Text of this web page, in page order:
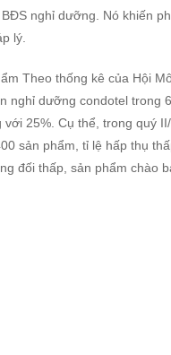
nghỉ dưỡng. Nó khiến
lý.
Theo thống kê của Hội
nghỉ dưỡng condotel trong
25%. Cụ thể, trong quý
sản phẩm, tỉ lệ hấp thụ
đối thấp, sản phẩm chào